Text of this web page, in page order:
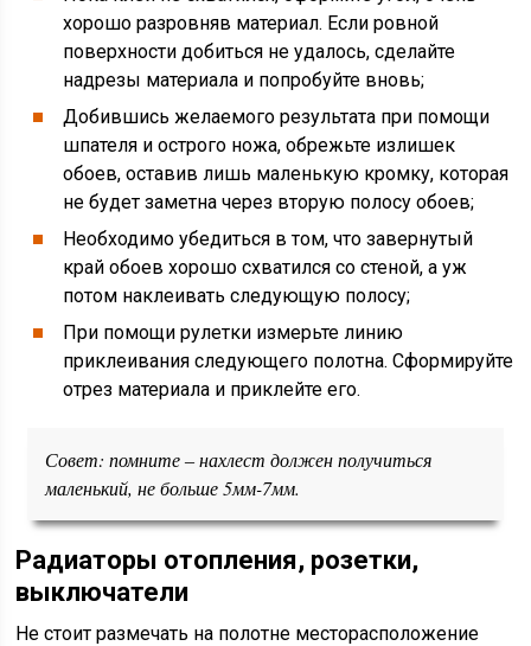
хорошо разровняв материал. Если ровной
поверхности добиться не удалось, сделайте
надрезы материала и попробуйте вновь;
Добившись желаемого результата при помощи
шпателя и острого ножа, обрежьте излишек
обоев, оставив лишь маленькую кромку, которая
не будет заметна через вторую полосу обоев;
Необходимо убедиться в том, что завернутый
край обоев хорошо схватился со стеной, а уж
потом наклеивать следующую полосу;
При помощи рулетки измерьте линию
приклеивания следующего полотна. Сформируйте
отрез материала и приклейте его.
Совет: помните ‒ нахлест должен получиться
маленький, не больше 5мм-7мм.
Радиаторы отопления, розетки,
выключатели
Не стоит размечать на полотне месторасположение